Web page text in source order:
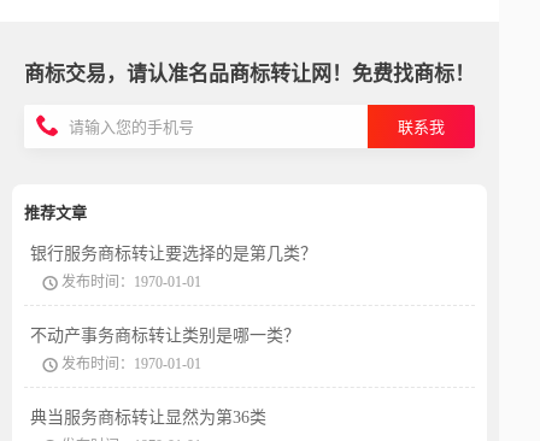
商标交易，请认准名品商标转让网！免费找商标！
联系我
推荐文章
银行服务商标转让要选择的是第几类？
发布时间：1970-01-01
不动产事务商标转让类别是哪一类？
发布时间：1970-01-01
典当服务商标转让显然为第36类